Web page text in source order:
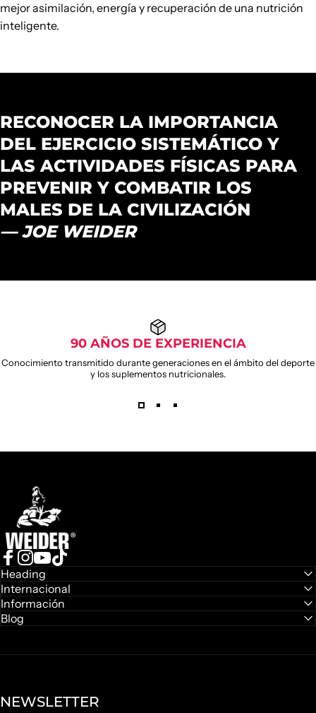
mejor asimilación, energía y recuperación de una nutrición
inteligente.
RECONOCER LA IMPORTANCIA
DEL EJERCICIO SISTEMÁTICO Y
LAS ACTIVIDADES FÍSICAS PARA
PREVENIR Y COMBATIR LOS
MALES DE LA CIVILIZACIÓN
— JOE WEIDER
90 AÑOS DE EXPERIENCIA
Conocimiento transmitido durante generaciones en el ámbito del deporte
y los suplementos nutricionales.
Weider
Facebook
Instagram
YouTube
Heading
Internacional
Información
Blog
NEWSLETTER